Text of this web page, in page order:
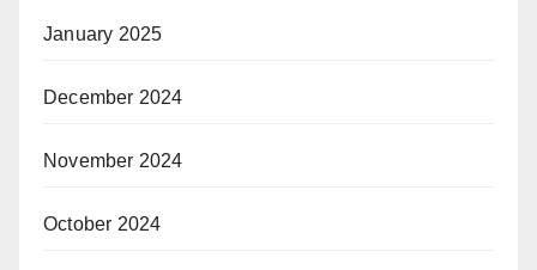
January 2025
December 2024
November 2024
October 2024